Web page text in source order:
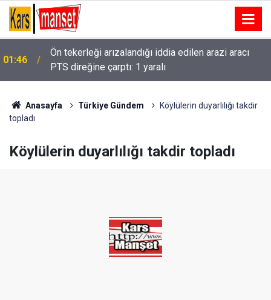
Ön tekerleği arızalandığı iddia edilen arazi aracı
PTS direğine çarptı: 1 yaralı
01:43
Çanakkale Boğazı’nda kuru yük gemisinde makine
arızası
Anasayfa Türkiye Gündem
Köylülerin duyarlılığı takdir
topladı
Köylülerin duyarlılığı takdir topladı